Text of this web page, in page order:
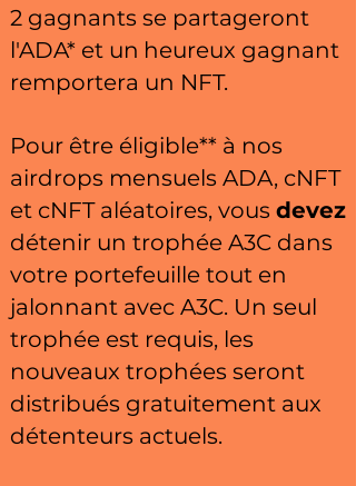
2 gagnants se partageront
l'ADA* et un heureux gagnant
remportera un NFT.
Pour être éligible** à nos
airdrops mensuels ADA, cNFT
et cNFT aléatoires, vous devez
détenir un trophée A3C dans
votre portefeuille tout en
jalonnant avec A3C. Un seul
trophée est requis, les
nouveaux trophées seront
distribués gratuitement aux
détenteurs actuels.